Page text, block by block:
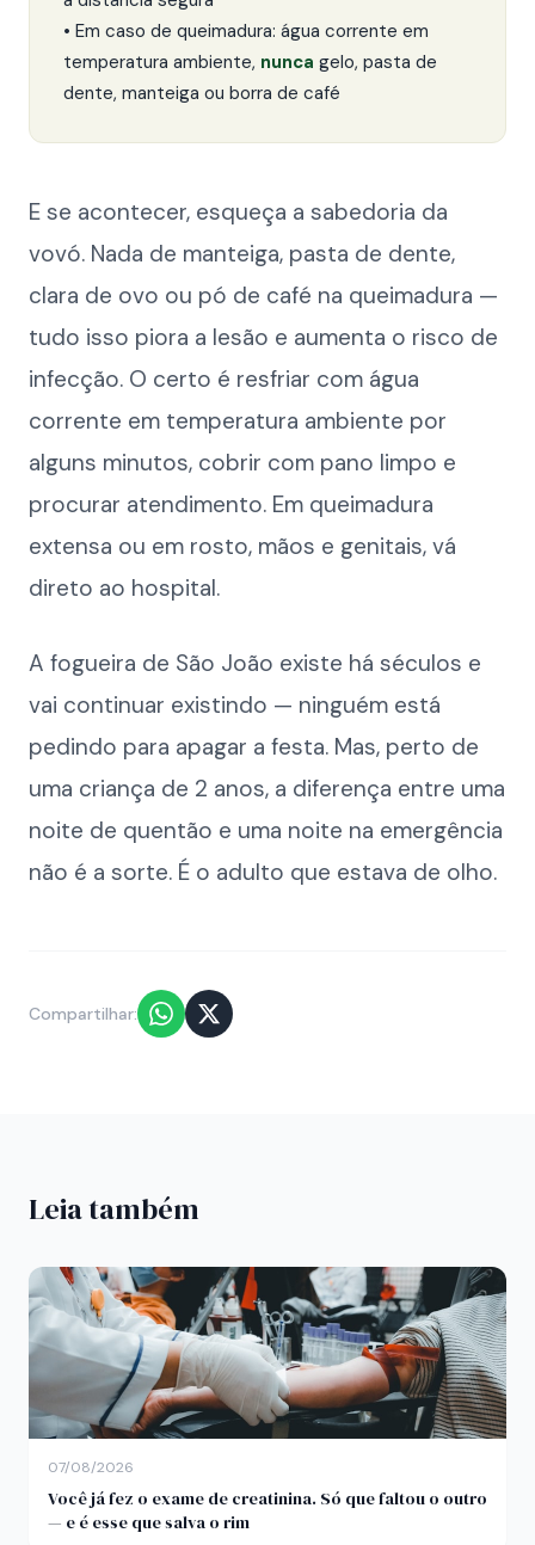
• Em caso de queimadura: água corrente em
temperatura ambiente, nunca gelo, pasta de
dente, manteiga ou borra de café
E se acontecer, esqueça a sabedoria da
vovó. Nada de manteiga, pasta de dente,
clara de ovo ou pó de café na queimadura —
tudo isso piora a lesão e aumenta o risco de
infecção. O certo é resfriar com água
corrente em temperatura ambiente por
alguns minutos, cobrir com pano limpo e
procurar atendimento. Em queimadura
extensa ou em rosto, mãos e genitais, vá
direto ao hospital.
A fogueira de São João existe há séculos e
vai continuar existindo — ninguém está
pedindo para apagar a festa. Mas, perto de
uma criança de 2 anos, a diferença entre uma
noite de quentão e uma noite na emergência
não é a sorte. É o adulto que estava de olho.
Compartilhar:
Leia também
07/08/2026
Você já fez o exame de creatinina. Só que faltou o outro
— e é esse que salva o rim